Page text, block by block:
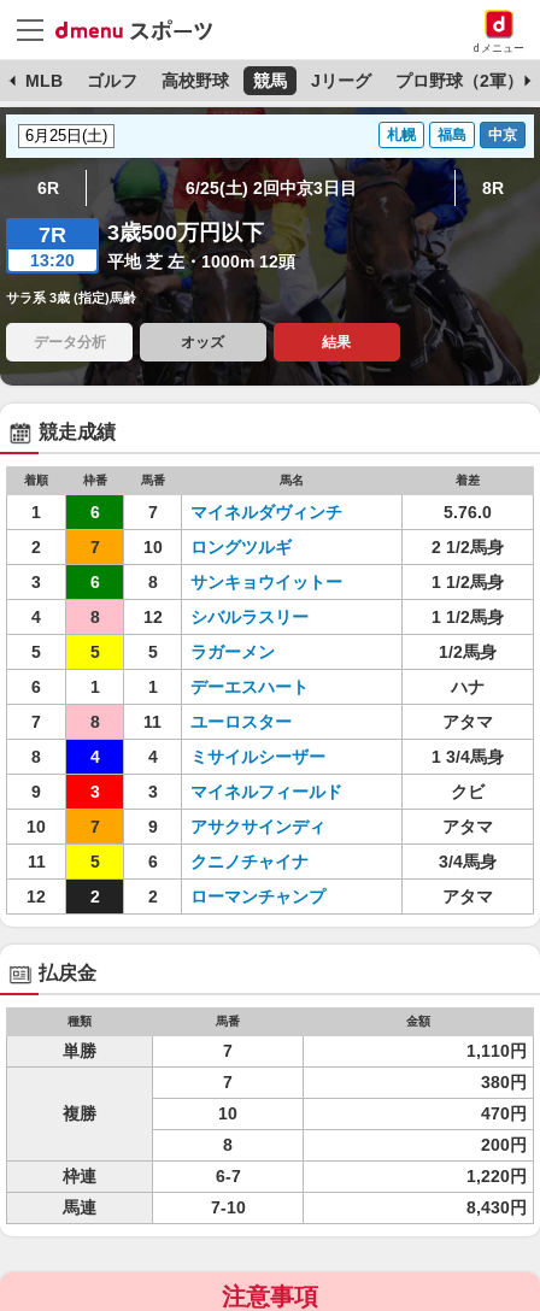
dメニュー
MLB ゴルフ 高校野球 競馬 Jリーグ プロ野球（2軍）
札幌 福島 中京
6R 6/25(土) 2回中京3日目 8R
7R
13:20
3歳500万円以下
平地 芝 左・1000m 12頭
サラ系 3歳 (指定)馬齢
データ分析 オッズ 結果
競走成績
着順 枠番 馬番 馬名 着差
1 6 7 マイネルダヴィンチ
5.76.0
2
7 10 ロングツルギ
2 1/2馬身
3
6 8 サンキョウイットー
1 1/2馬身
4
8 12 シバルラスリー
1 1/2馬身
5
5 5 ラガーメン
1/2馬身
6
1 1 デーエスハート
ハナ
7
8 11 ユーロスター
アタマ
8
4 4 ミサイルシーザー
1 3/4馬身
9
3 3 マイネルフィールド
クビ
10
7 9 アサクサインディ
アタマ
11
5 6 クニノチャイナ
3/4馬身
12
2 2 ローマンチャンプ アタマ
払戻金
種類 馬番 金額
単勝 7 1,110円
複勝
7
380円
10
470円
8
200円
枠連
6-7
1,220円
馬連
7-10 8,430円
注意事項